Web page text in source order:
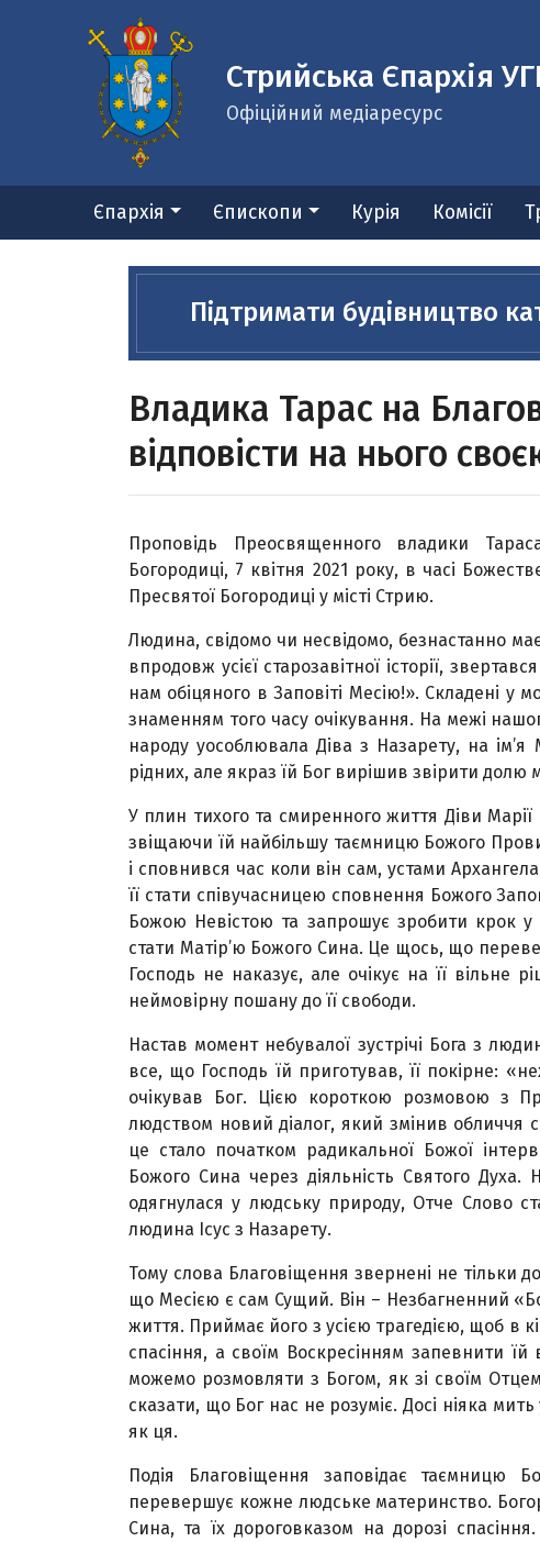
Стрийська Єпархія
Офіційний медіаресурс
Єпархія Єпископи Курія Комісії
Підтримати будівництво
Владика Тарас на
відповісти на нього
Проповідь Преосвященного владики
Богородиці, 7 квітня 2021 року, в часі
Пресвятої Богородиці у місті Стрию.
Людина, свідомо чи несвідомо, безнастанно
впродовж усієї старозавітної історії,
нам обіцяного в Заповіті Месію!». Складені у
знаменням того часу очікування. На межі
народу уособлювала Діва з Назарету, на
рідних, але якраз їй Бог вирішив звірити долю
У плин тихого та смиренного життя Діви
звіщаючи їй найбільшу таємницю Божого
і сповнився час коли він сам, устами
її стати співучасницею сповнення Божого
Божою Невістою та запрошує зробити крок у
стати Матір’ю Божого Сина. Це щось, що
Господь не наказує, але очікує на її
неймовірну пошану до її свободи.
Настав момент небувалої зустрічі Бога з
все, що Господь їй приготував, її покірне:
очікував Бог. Цією короткою розмовою з
людством новий діалог, який змінив обличчя
це стало початком радикальної Божої
Божого Сина через діяльність Святого
одягнулася у людську природу, Отче Слово
людина Ісус з Назарету.
Тому слова Благовіщення звернені не тільки
що Месією є сам Сущий. Він – Незбагненний
життя. Приймає його з усією трагедією, щоб в
спасіння, а своїм Воскресінням запевнити
можемо розмовляти з Богом, як зі своїм
сказати, що Бог нас не розуміє. Досі ніяка
як ця.
Подія Благовіщення заповідає таємницю
перевершує кожне людське материнство.
Сина, та їх дороговказом на дорозі